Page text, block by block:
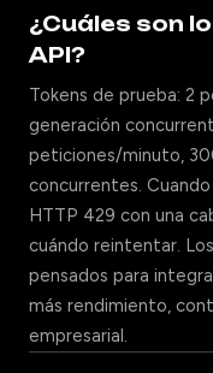
¿Cuáles son
API?
Tokens de prueba: 2
generación
peticiones/minuto,
concurrentes.
HTTP 429 con una
cuándo reintentar.
pensados para
más rendimiento,
empresarial.